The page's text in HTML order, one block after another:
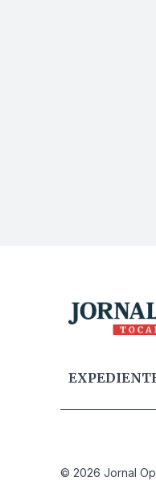
© 2026 Jornal